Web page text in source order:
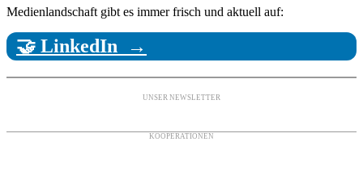
Medienlandschaft gibt es immer frisch und aktuell auf:
🤝 LinkedIn →
UNSER NEWSLETTER
KOOPERATIONEN